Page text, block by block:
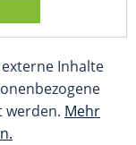
Inhalte
Mehr